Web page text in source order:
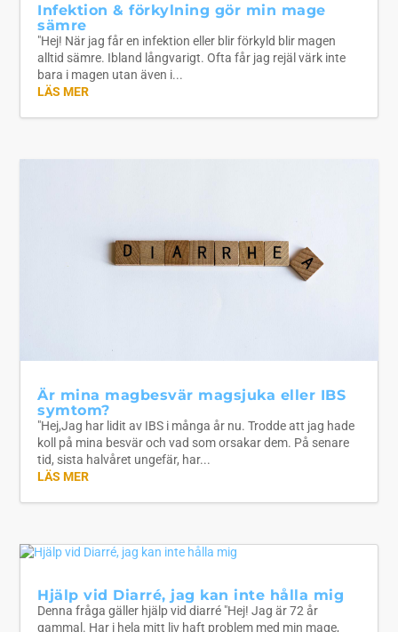
Infektion & förkylning gör min mage
sämre
"Hej! När jag får en infektion eller blir förkyld blir magen
alltid sämre. Ibland långvarigt. Ofta får jag rejäl värk inte
bara i magen utan även i...
LÄS MER
Är mina magbesvär magsjuka eller IBS
symtom?
"Hej,Jag har lidit av IBS i många år nu. Trodde att jag hade
koll på mina besvär och vad som orsakar dem. På senare
tid, sista halvåret ungefär, har...
LÄS MER
Hjälp vid Diarré, jag kan inte hålla mig
Denna fråga gäller hjälp vid diarré "Hej! Jag är 72 år
gammal. Har i hela mitt liv haft problem med min mage,